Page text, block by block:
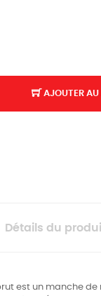
AJOUTER AU
Détails du
est un manche